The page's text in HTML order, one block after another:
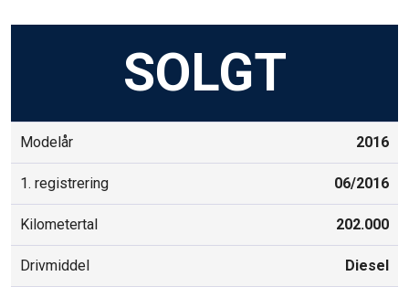
SOLGT
Modelår 2016
1. registrering 06/2016
Kilometertal 202.000
Drivmiddel Diesel